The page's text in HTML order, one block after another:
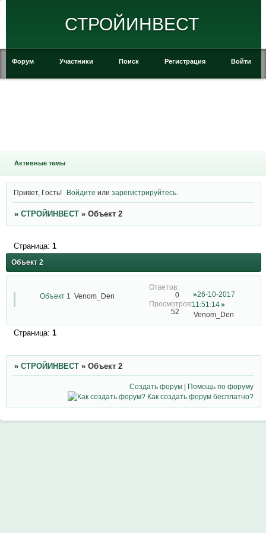
СТРОЙИНВЕСТ
Форум Участники Поиск Регистрация Войти
Активные темы
Привет, Гость! Войдите илизарегистрируйтесь
» СТРОЙИНВЕСТ » Объект 2
Объект 2
Страница: 1
Объект 1 Venom_Den 0
52
26-10-2017
11:51:14
Venom_Den
Страница: 1
» СТРОЙИНВЕСТ » Объект 2
Создать форум | Помощь по форуму